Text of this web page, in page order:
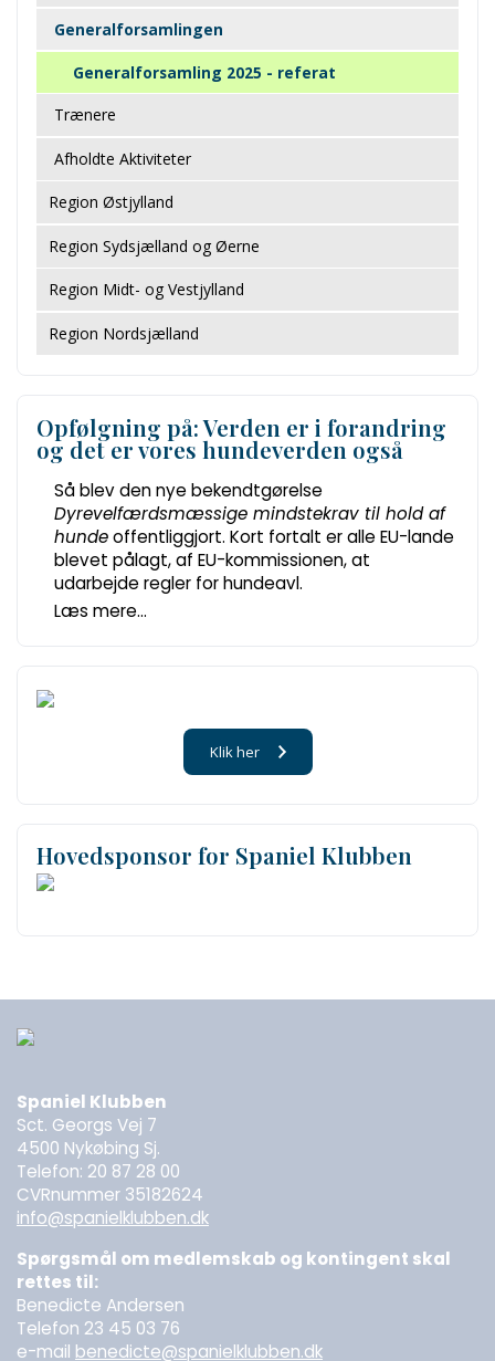
Generalforsamlingen
Generalforsamling 2025 - referat
Trænere
Afholdte Aktiviteter
Region Østjylland
Region Sydsjælland og Øerne
Region Midt- og Vestjylland
Region Nordsjælland
Opfølgning på: Verden er i forandring
og det er vores hundeverden også
Så blev den nye bekendtgørelse
Dyrevelfærdsmæssige mindstekrav til hold af
hundeoffentliggjort. Kort fortalt er alle EU-lande
blevet pålagt, af EU-kommissionen, at
udarbejde regler for hundeavl.
Læs mere...
Klik her
Hovedsponsor for Spaniel Klubben
Spaniel Klubben
Sct. Georgs Vej 7
4500 Nykøbing Sj.
Telefon: 20 87 28 00
CVRnummer 35182624
info@spanielklubben.dk
Spørgsmål om medlemskab og kontingent skal
rettes til:
Benedicte Andersen
Telefon 23 45 03 76
e-mail benedicte@spanielklubben.dk